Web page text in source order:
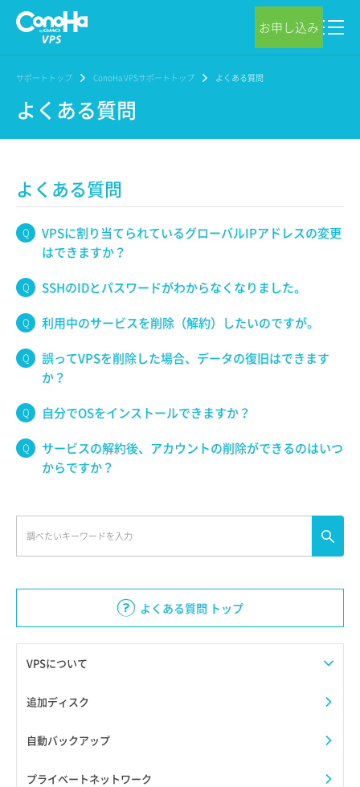
お申し込み
サポートトップ ConoHa VPSサポートトップ よくある質問
よくある質問
よくある質問 トップ
VPSについて
追加ディスク
自動バックアップ
プライベートネットワーク
よくある質問
VPSに割り当てられているグローバルIPアドレスの変更
はできますか？
SSHのIDとパスワードがわからなくなりました。
利用中のサービスを削除（解約）したいのですが。
誤ってVPSを削除した場合、データの復旧はできます
か？
自分でOSをインストールできますか？
サービスの解約後、アカウントの削除ができるのはいつ
からですか？